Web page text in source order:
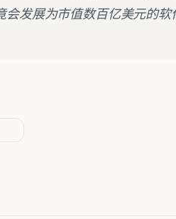
发展为市值数百亿美元的